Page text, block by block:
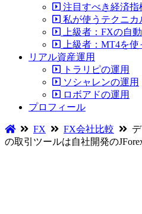
注目すべき経済指
私が使うテクニカ
上級者：FXの自
上級者：MT4を使
リアル資産運用
トラリピの運用
ソシャレンの運用
ロボアドの運用
プロフィール
FX FX会社比較
の取引ツールは自社開発の